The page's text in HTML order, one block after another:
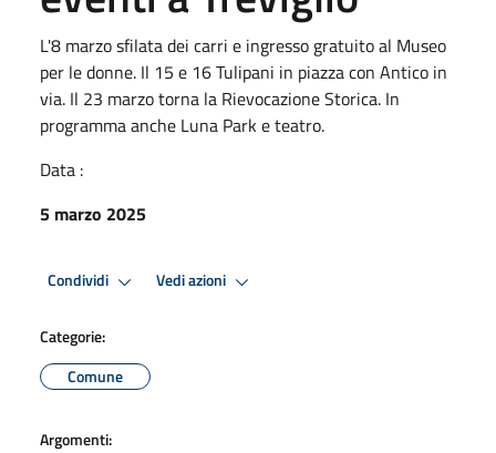
L'8 marzo sfilata dei carri e ingresso gratuito al Museo
per le donne. Il 15 e 16 Tulipani in piazza con Antico in
via. Il 23 marzo torna la Rievocazione Storica. In
programma anche Luna Park e teatro.
Data :
5 marzo 2025
Condividi Vedi azioni
Categorie:
Comune
Argomenti: